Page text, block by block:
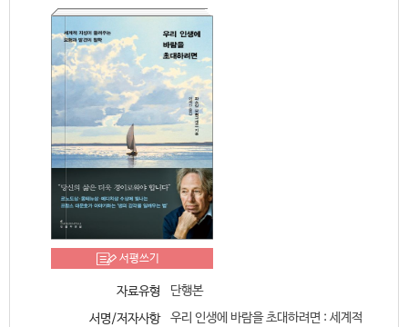
서평쓰기
자료유형
단행본
서명/저자사항
우리 인생에 바람을 초대하려면 : 세계적